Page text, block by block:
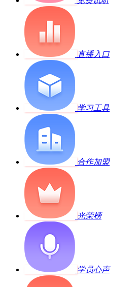
直播入口
学习工具
合作加盟
光荣榜
学员心声